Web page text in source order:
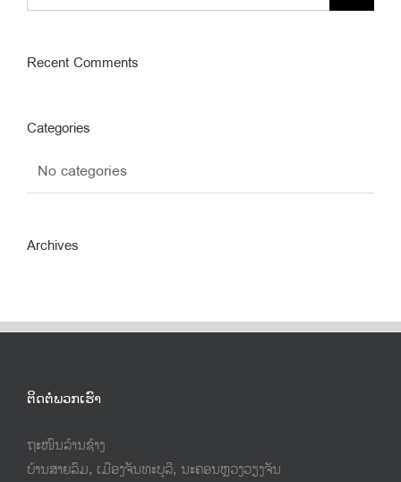
Recent Comments
Categories
No categories
Archives
ຕິດຕໍ່ພວກເຮົາ
ຖະໜົນລ້ານຊ້າງ
ບ້ານສາຍລົມ, ເມືອງຈັນທະບູລີ, ນະຄອນຫຼວງວຽງຈັນ